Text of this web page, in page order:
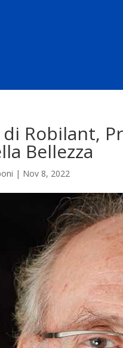
Robilant,
Bellezza
| Nov 8, 2022